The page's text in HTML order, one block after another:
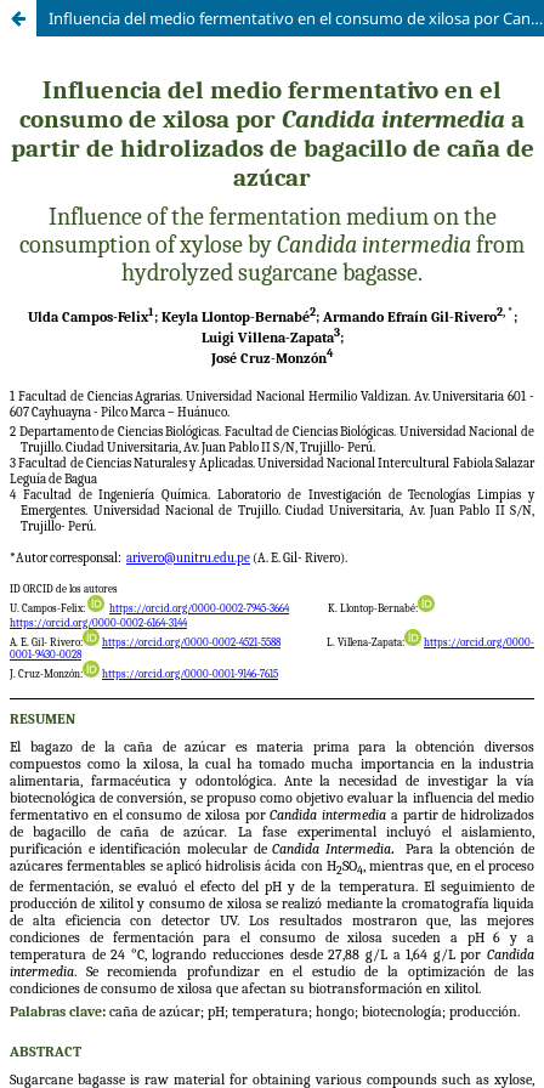
Influencia del medio fermentativo en el consumo de xilosa por Candida intermedia a partir de hidrolizados de bagacillo de caña de azúcar